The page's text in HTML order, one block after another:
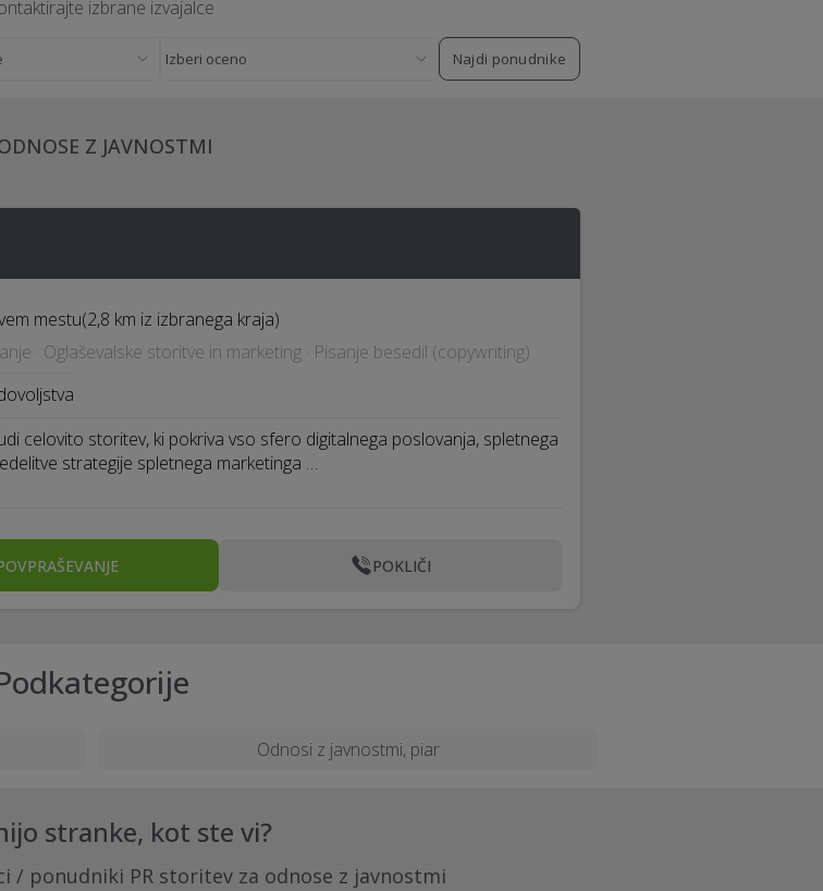
izbrane izvajalce
Najdi ponudnike
Z JAVNOSTMI
mestu(2,8 km iz izbranega kraja)
· Oglaševalske storitve in marketing · Pisanje besedil (copywriting)
celovito storitev, ki pokriva vso sfero digitalnega poslovanja, spletnega
strategije spletnega marketinga …
POKLIČI
Odnosi z javnostmi, piar
stranke, kot ste vi?
/ ponudniki PR storitev za odnose z javnostmi